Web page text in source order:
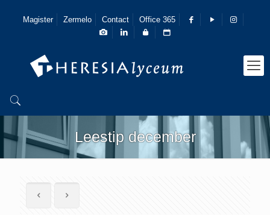
Magister Zermelo Contact Office 365
Leestip december